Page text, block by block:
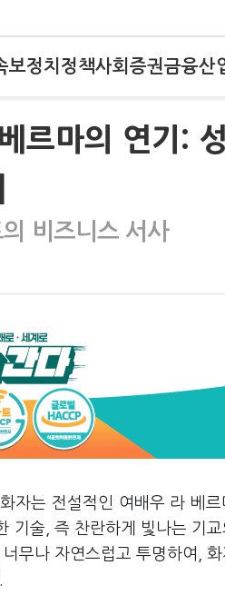
보정치 정책사회 증권금융산
르마의 연기:
비즈니스 서사
자는 전설적인 여배우 라 베
기술, 즉 찬란하게 빛나는 기
무나 자연스럽고 투명하여,